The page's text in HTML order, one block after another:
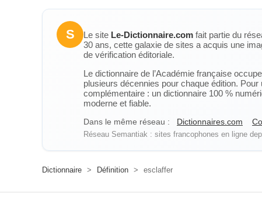
S Le site Le-Dictionnaire.com fait partie du
30 ans, cette galaxie de sites a acquis une
de vérification éditoriale.
Le dictionnaire de l’Académie française
plusieurs décennies pour chaque édition.
complémentaire : un dictionnaire 100 %
moderne et fiable.
Dans le même réseau : Dictionnaires.com
Réseau Semantiak : sites francophones en ligne
Dictionnaire > Définition > esclaffer